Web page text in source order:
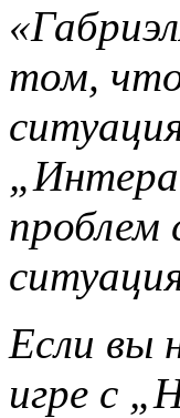
том,
проблем
Если вы
игре с